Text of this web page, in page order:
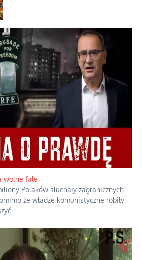
wolne fale
Polaków słuchały zagranicznych
że władze komunistyczne robiły